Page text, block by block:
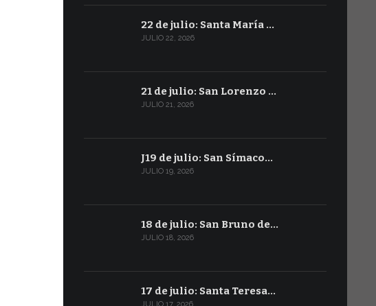
22 de julio: Santa María …
JULIO 22, 2026
21 de julio: San Lorenzo …
JULIO 21, 2026
J19 de julio: San Símaco…
JULIO 19, 2026
18 de julio: San Bruno de…
JULIO 18, 2026
17 de julio: Santa Teresa…